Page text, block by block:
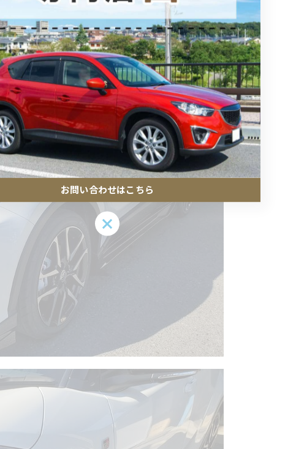
お問い合わせはこちら
お問い合わせはこちら